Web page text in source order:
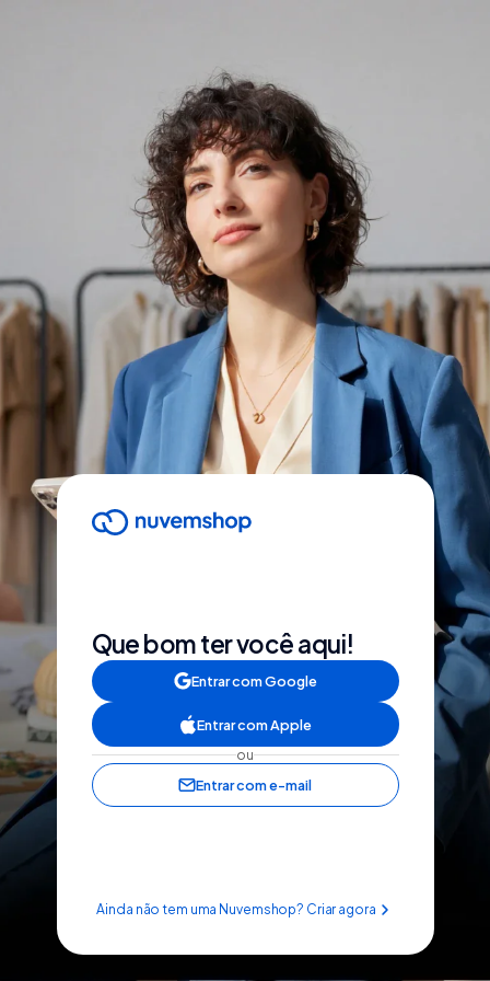
Que bom ter você aqui!
Entrar com Google
Entrar com Apple
ou
Entrar com e-mail
Ainda não tem uma Nuvemshop? Criar agora